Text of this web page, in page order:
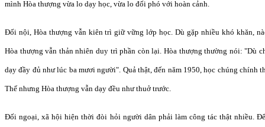
mình Hòa thượng vừa lo dạy học, vừa lo đối phó với hoàn cảnh.
Đối nội, Hòa thượng vẫn kiên trì giữ vững lớp học. Dù gặp nhiều khó khăn,
Hòa thượng vẫn thản nhiên duy trì phần còn lại. Hòa thượng thường nói: "Dù
dạy đầy đủ như lúc ba mươi người". Quả thật, đến năm 1950, học chúng chính
Thế nhưng Hòa thượng vẫn dạy đều như thuở trước.
Đối ngoại, xã hội hiện thời đòi hỏi người dân phải làm công tác thật nhiều.